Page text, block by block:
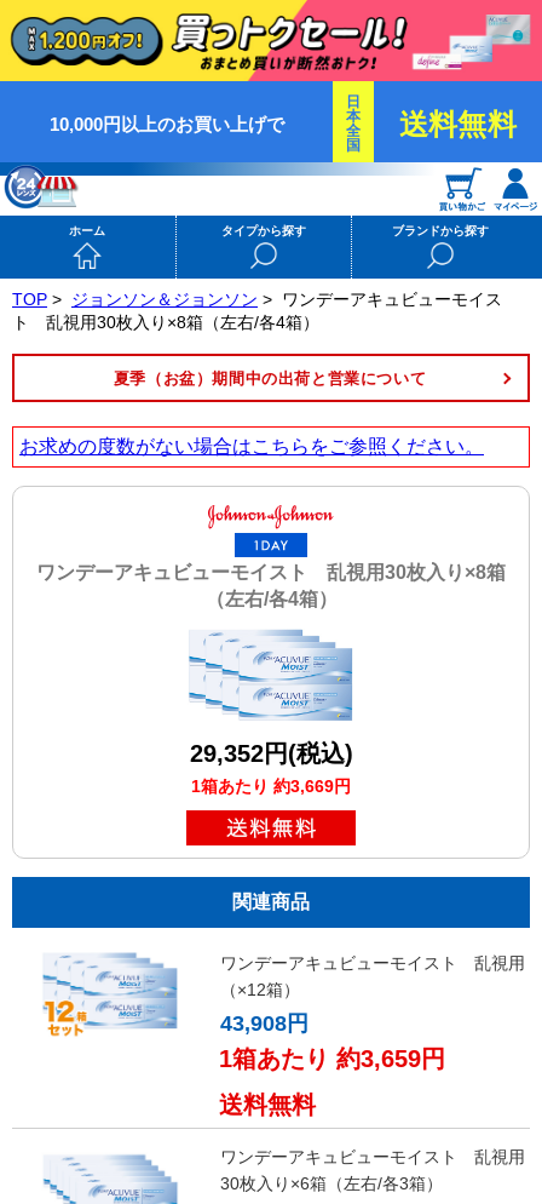
10,000円以上のお買い上げで
日
本
全
国
送料無料
ホーム タイプから探す ブランドから探す
TOP > ジョンソン＆ジョンソン > ワンデーアキュビューモイス
ト 乱視用30枚入り×8箱（左右/各4箱）
夏季（お盆）期間中の出荷と営業について
お求めの度数がない場合はこちら をご参照ください。
ワンデーアキュビューモイスト 乱視用30枚入り×8箱
（左右/各4箱）
29,352円(税込)
1箱あたり 約3,669円
関連商品
ワンデーアキュビューモイスト 乱視用
（×12箱）
43,908円
1箱あたり 約3,659円
送料無料
ワンデーアキュビューモイスト 乱視用
30枚入り×6箱（左右/各3箱）